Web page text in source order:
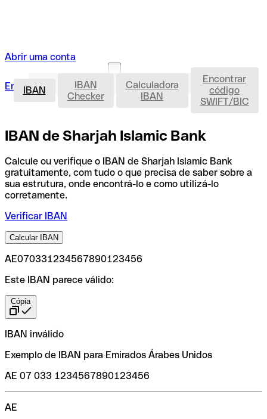
Abrir uma conta
Entrar Abrir uma conta IBAN
IBAN
IBAN
Checker
Calculadora
IBAN
Encontrar
código
SWIFT/BIC
IBAN de Sharjah Islamic Bank
Calcule ou verifique o IBAN de Sharjah Islamic Bank
gratuitamente, com tudo o que precisa de saber sobre a
sua estrutura, onde encontrá-lo e como utilizá-lo
corretamente.
Verificar IBAN
Calcular IBAN
AE070331234567890123456
Este IBAN parece válido:
Cópia
IBAN inválido
Exemplo de IBAN para Emirados Árabes Unidos
AE 07 033 1234567890123456
AE